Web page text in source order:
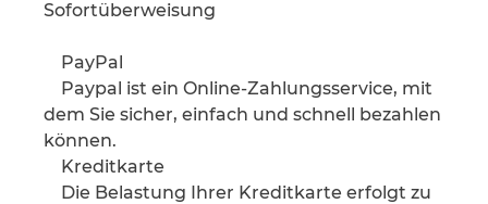
Sofortüberweisung
PayPal
Paypal ist ein Online-Zahlungsservice, mit
dem Sie sicher, einfach und schnell bezahlen
können.
Kreditkarte
Die Belastung Ihrer Kreditkarte erfolgt zu